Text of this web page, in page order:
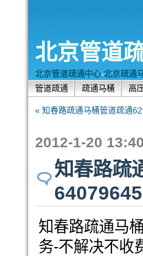
北京管道
北京管道疏通中心-北京疏通
管道疏通
疏通马桶 高
« 知春路疏通马桶管道疏通
2012-1-20
知春路疏
64079645
知春路疏通马
务-不解决不收